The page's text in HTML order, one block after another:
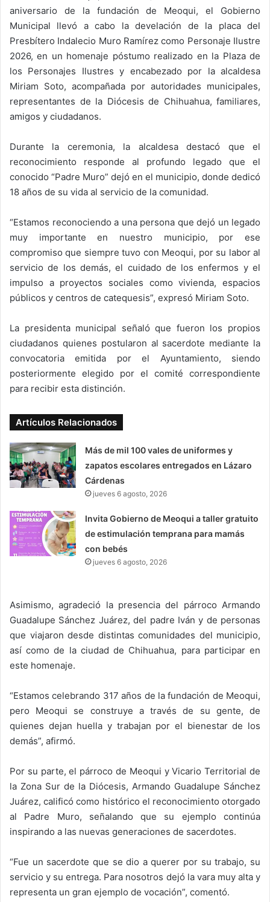
aniversario de la fundación de Meoqui, el Gobierno
Municipal llevó a cabo la develación de la placa del
Presbítero Indalecio Muro Ramírez como Personaje Ilustre
2026, en un homenaje póstumo realizado en la Plaza de
los Personajes Ilustres y encabezado por la alcaldesa
Miriam Soto, acompañada por autoridades municipales,
representantes de la Diócesis de Chihuahua, familiares,
amigos y ciudadanos.
Durante la ceremonia, la alcaldesa destacó que el
reconocimiento responde al profundo legado que el
conocido “Padre Muro” dejó en el municipio, donde dedicó
18 años de su vida al servicio de la comunidad.
“Estamos reconociendo a una persona que dejó un legado
muy importante en nuestro municipio, por ese
compromiso que siempre tuvo con Meoqui, por su labor al
servicio de los demás, el cuidado de los enfermos y el
impulso a proyectos sociales como vivienda, espacios
públicos y centros de catequesis”, expresó Miriam Soto.
La presidenta municipal señaló que fueron los propios
ciudadanos quienes postularon al sacerdote mediante la
convocatoria emitida por el Ayuntamiento, siendo
posteriormente elegido por el comité correspondiente
para recibir esta distinción.
Artículos Relacionados
Más de mil 100 vales de uniformes y
zapatos escolares entregados en Lázaro
Cárdenas
jueves 6 agosto, 2026
Invita Gobierno de Meoqui a taller gratuito
de estimulación temprana para mamás
con bebés
jueves 6 agosto, 2026
Asimismo, agradeció la presencia del párroco Armando
Guadalupe Sánchez Juárez, del padre Iván y de personas
que viajaron desde distintas comunidades del municipio,
así como de la ciudad de Chihuahua, para participar en
este homenaje.
“Estamos celebrando 317 años de la fundación de Meoqui,
pero Meoqui se construye a través de su gente, de
quienes dejan huella y trabajan por el bienestar de los
demás”, afirmó.
Por su parte, el párroco de Meoqui y Vicario Territorial de
la Zona Sur de la Diócesis, Armando Guadalupe Sánchez
Juárez, calificó como histórico el reconocimiento otorgado
al Padre Muro, señalando que su ejemplo continúa
inspirando a las nuevas generaciones de sacerdotes.
“Fue un sacerdote que se dio a querer por su trabajo, su
servicio y su entrega. Para nosotros dejó la vara muy alta y
representa un gran ejemplo de vocación”, comentó.